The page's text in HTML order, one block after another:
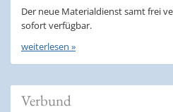
Der neue Materialdienst samt frei
sofort verfügbar.
weiterlesen »
Verbund